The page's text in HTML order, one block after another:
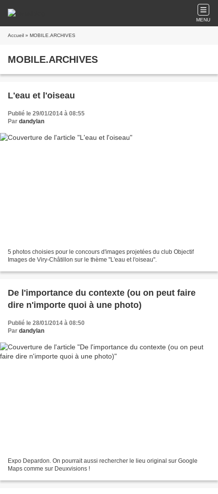
MENU
Accueil » MOBILE.ARCHIVES
MOBILE.ARCHIVES
L'eau et l'oiseau
Publié le 29/01/2014 à 08:55
Par dandylan
5 photos choisies pour le concours d'images projetées du club Objectif
Images de Viry-Châtillon sur le thème "L'eau et l'oiseau".
De l'importance du contexte (ou on peut faire
dire n'importe quoi à une photo)
Publié le 28/01/2014 à 08:50
Par dandylan
Expo Depardon. On pourrait aussi rechercher le lieu original sur Google
Maps comme sur Deuxvisions !